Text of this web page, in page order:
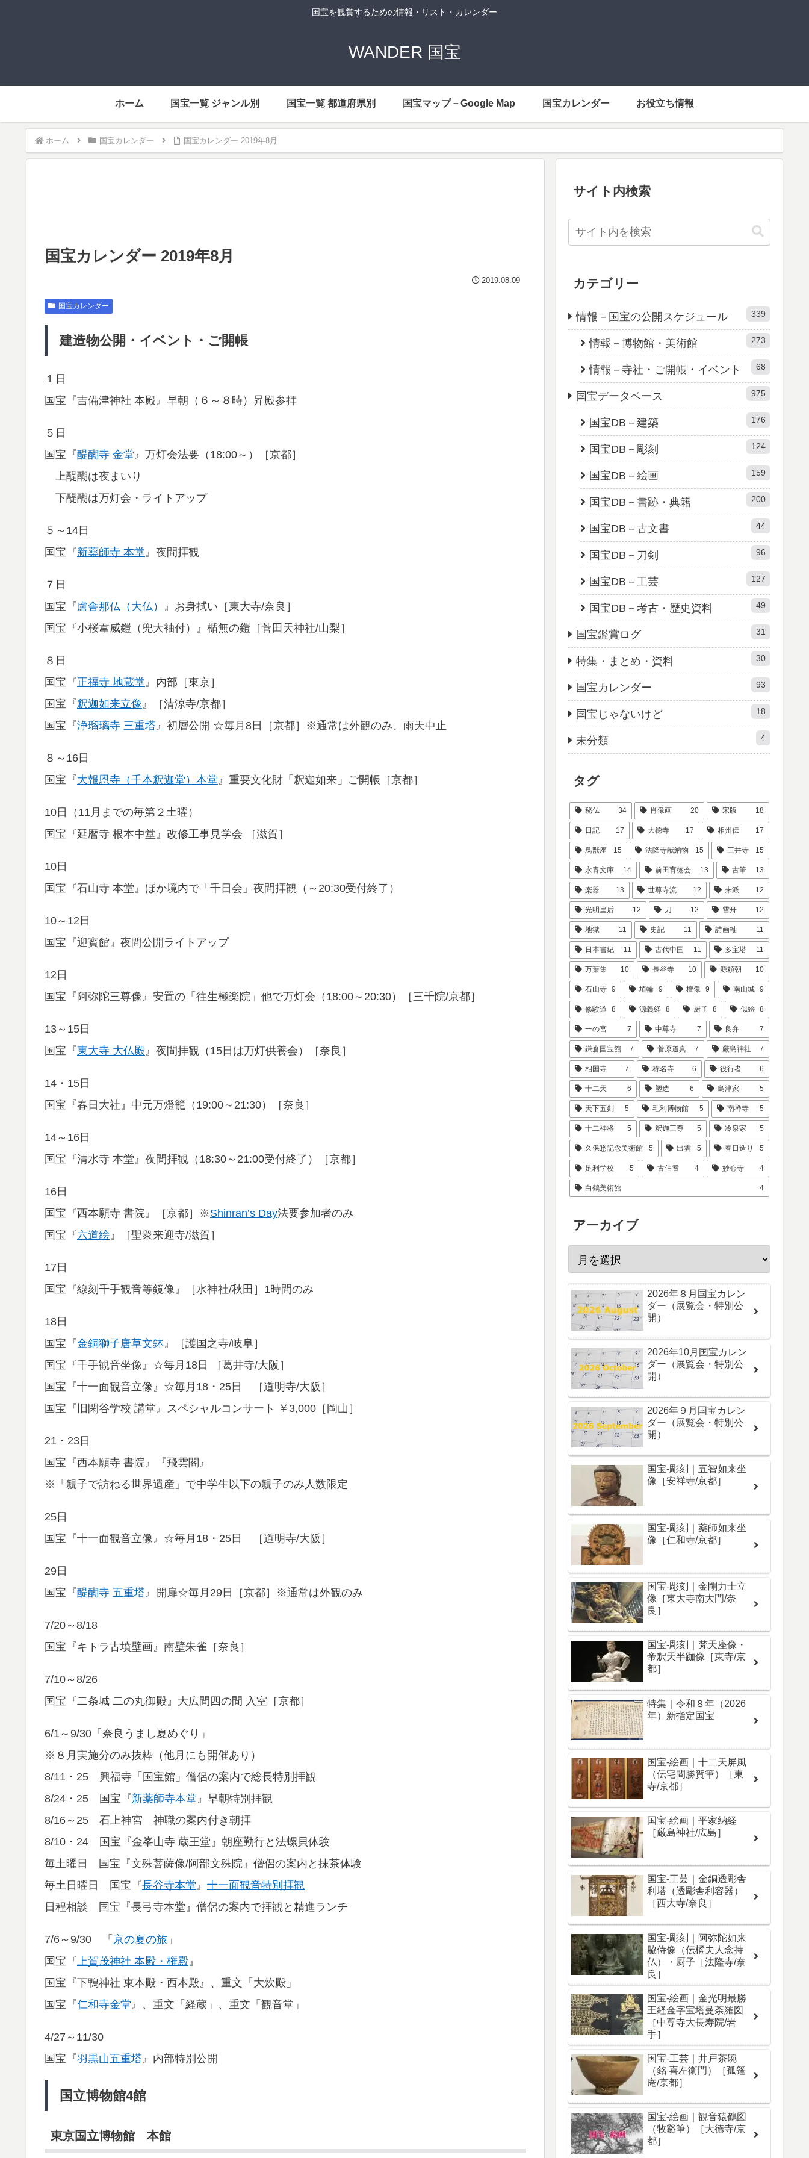
国宝を観賞するための情報・リスト・カレンダー
WANDER 国宝
ホーム 国宝一覧 ジャンル別 国宝一覧 都道府県別 国宝マップ－Google Map 国宝カレンダー お役立ち情報
ホーム 国宝カレンダー 国宝カレンダー 2019年8月
国宝カレンダー 2019年8月
2019.08.09
国宝カレンダー
建造物公開・イベント・ご開帳
１日
国宝『吉備津神社 本殿』早朝（６～８時）昇殿参拝
５日
国宝『醍醐寺 金堂』万灯会法要（18:00～）［京都］
上醍醐は夜まいり
下醍醐は万灯会・ライトアップ
５～14日
国宝『新薬師寺 本堂』夜間拝観
７日
国宝『盧舎那仏（大仏） 』お身拭い［東大寺/奈良］
国宝『小桜韋威鎧（兜大袖付）』楯無の鎧［菅田天神社/山梨］
８日
国宝『正福寺 地蔵堂』内部［東京］
国宝『釈迦如来立像』［清涼寺/京都］
国宝『浄瑠璃寺 三重塔』初層公開 ☆毎月8日［京都］※通常は外観のみ、雨天中止
８～16日
国宝『大報恩寺（千本釈迦堂）本堂』重要文化財「釈迦如来」ご開帳［京都］
10日（11月までの毎第２土曜）
国宝『延暦寺 根本中堂』改修工事見学会 ［滋賀］
10日
国宝『石山寺 本堂』ほか境内で「千日会」夜間拝観（～20:30受付終了）
10～12日
国宝『迎賓館』夜間公開ライトアップ
12日
国宝『阿弥陀三尊像』安置の「往生極楽院」他で万灯会（18:00～20:30）［三千院/京都］
13～15日
国宝『東大寺 大仏殿』夜間拝観（15日は万灯供養会）［奈良］
14・15日
国宝『春日大社』中元万燈籠（19:00～21:30）［奈良］
14～16日
国宝『清水寺 本堂』夜間拝観（18:30～21:00受付終了）［京都］
16日
国宝『西本願寺 書院』［京都］※Shinran’s Day法要参加者のみ
国宝『六道絵』［聖衆来迎寺/滋賀］
17日
国宝『線刻千手観音等鏡像』［水神社/秋田］1時間のみ
18日
国宝『金銅獅子唐草文鉢』［護国之寺/岐阜］
国宝『千手観音坐像』☆毎月18日 ［葛井寺/大阪］
国宝『十一面観音立像』☆毎月18・25日 ［道明寺/大阪］
国宝『旧閑谷学校 講堂』スペシャルコンサート ￥3,000［岡山］
21・23日
国宝『西本願寺 書院』『飛雲閣』
※「親子で訪ねる世界遺産」で中学生以下の親子のみ人数限定
25日
国宝『十一面観音立像』☆毎月18・25日 ［道明寺/大阪］
29日
国宝『醍醐寺 五重塔』開扉☆毎月29日［京都］※通常は外観のみ
7/20～8/18
国宝『キトラ古墳壁画』南壁朱雀［奈良］
7/10～8/26
国宝『二条城 二の丸御殿』大広間四の間 入室［京都］
6/1～9/30「奈良うまし夏めぐり」
※８月実施分のみ抜粋（他月にも開催あり）
8/11・25 興福寺「国宝館」僧侶の案内で総長特別拝観
8/24・25 国宝『新薬師寺本堂』早朝特別拝観
8/16～25 石上神宮 神職の案内付き朝拝
8/10・24 国宝『金峯山寺 蔵王堂』朝座勤行と法螺貝体験
毎土曜日 国宝『文殊菩薩像/阿部文殊院』僧侶の案内と抹茶体験
毎土日曜日 国宝『長谷寺本堂』 十一面観音特別拝観
日程相談 国宝『長弓寺本堂』僧侶の案内で拝観と精進ランチ
7/6～9/30 「 京の夏の旅 」
国宝『上賀茂神社 本殿・権殿』
国宝『下鴨神社 東本殿・西本殿』、重文「大炊殿」
国宝『仁和寺金堂』、重文「経蔵」、重文「観音堂」
4/27～11/30
国宝『羽黒山五重塔』内部特別公開
国立博物館4館
東京国立博物館 本館
サイト内検索
カテゴリー
情報－国宝の公開スケジュール 339
情報－博物館・美術館 273
情報－寺社・ご開帳・イベント 68
国宝データベース 975
国宝DB－建築 176
国宝DB－彫刻 124
国宝DB－絵画 159
国宝DB－書跡・典籍 200
国宝DB－古文書 44
国宝DB－刀剣 96
国宝DB－工芸 127
国宝DB－考古・歴史資料 49
国宝鑑賞ログ 31
特集・まとめ・資料 30
国宝カレンダー 93
国宝じゃないけど 18
未分類 4
タグ
秘仏 34 肖像画 20 宋版 18
日記 17 大徳寺 17 相州伝 17
鳥獣座 15 法隆寺献納物 15 三井寺 15
永青文庫 14 前田育徳会 13 古筆 13
楽器 13 世尊寺流 12 来派 12
光明皇后 12 刀 12 雪舟 12
地獄 11 史記 11 詩画軸 11
日本書紀 11 古代中国 11 多宝塔 11
万葉集 10 長谷寺 10 源頼朝 10
石山寺 9 埴輪 9 檀像 9 南山城 9
修験道 8 源義経 8 厨子 8 似絵 8
一の宮 7 中尊寺 7 良弁 7
鎌倉国宝館 7 菅原道真 7 厳島神社 7
相国寺 7 称名寺 6 役行者 6
十二天 6 塑造 6 島津家 5
天下五剣 5 毛利博物館 5 南禅寺 5
十二神将 5 釈迦三尊 5 冷泉家 5
久保惣記念美術館 5 出雲 5 春日造り 5
足利学校 5 古伯耆 4 妙心寺 4
白鶴美術館 4
アーカイブ
2026年８月国宝カレン
ダー（展覧会・特別公
開）
2026年10月国宝カレン
ダー（展覧会・特別公
開）
2026年９月国宝カレン
ダー（展覧会・特別公
開）
国宝-彫刻｜五智如来坐
像［安祥寺/京都］
国宝-彫刻｜薬師如来坐
像［仁和寺/京都］
国宝-彫刻｜金剛力士立
像［東大寺南大門/奈
良］
国宝-彫刻｜梵天座像・
帝釈天半跏像［東寺/京
都］
特集｜令和８年（2026
年）新指定国宝
国宝-絵画｜十二天屏風
（伝宅間勝賀筆）［東
寺/京都］
国宝-絵画｜平家納経
［厳島神社/広島］
国宝-工芸｜金銅透彫舎
利塔（透彫舎利容器）
［西大寺/奈良］
国宝-彫刻｜阿弥陀如来
脇侍像（伝橘夫人念持
仏）・厨子［法隆寺/奈
良］
国宝-絵画｜金光明最勝
王経金字宝塔曼荼羅図
［中尊寺大長寿院/岩
手］
国宝-工芸｜井戸茶碗
（銘 喜左衛門）［孤篷
庵/京都］
国宝-絵画｜観音猿鶴図
（牧谿筆）［大徳寺/京
都］